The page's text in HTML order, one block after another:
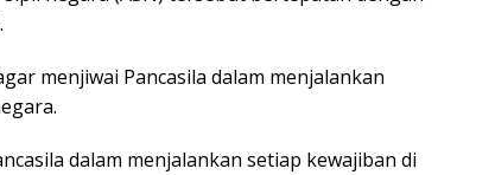
menjiwai Pancasila dalam menjalankan
dalam menjalankan setiap kewajiban di